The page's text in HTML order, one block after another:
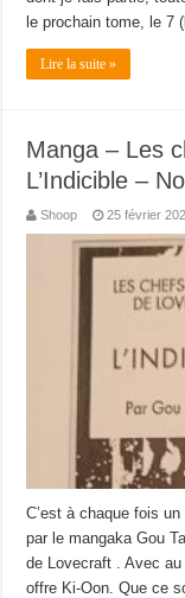
le prochain tome, le 7
Lire la suite »
Manga – Les
L’Indicible –
Shoop 25 février
C’est à chaque fois
par le mangaka Gou
de Lovecraft . Avec
offre Ki-Oon. Que ce